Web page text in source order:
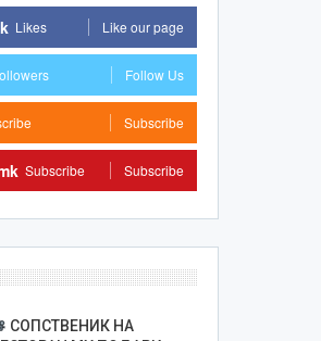
Likes Like our page
Follow Us
Subscribe
Subscribe Subscribe
СОПСТВЕНИК НА